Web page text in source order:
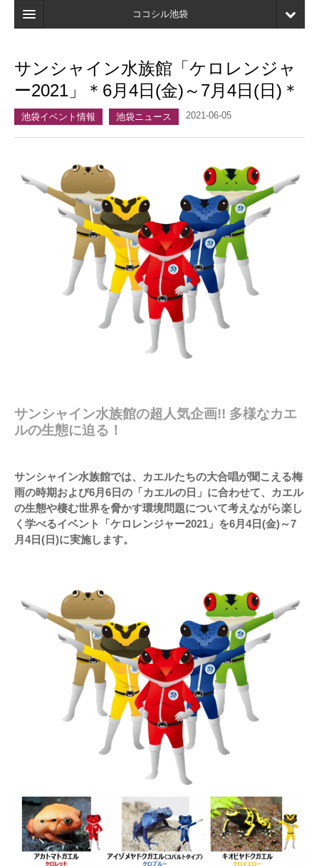
ココシル池袋
検索
店舗・施設最新情報
ブックマーク
サンシャイン水族館「ケロレンジャ
ー2021」＊6月4日(金)～7月4日(日)＊
池袋イベント情報 池袋ニュース 2021-06-05
サンシャイン水族館の超人気企画!! 多様なカエ
ルの生態に迫る！
サンシャイン水族館では、カエルたちの大合唱が聞こえる梅
雨の時期および6月6日の「カエルの日」に合わせて、カエル
の生態や棲む世界を脅かす環境問題について考えながら楽し
く学べるイベント「ケロレンジャー2021」を6月4日(金)～7
月4日(日)に実施します。